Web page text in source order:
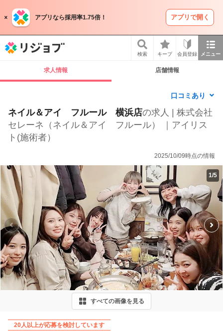
アプリなら採用率1.75倍！ アプリで開く
検索 キープ 会員登録 メニュー
求人情報 店舗情報
口コミあり
ネイル＆アイ フルール 横浜店の求人 | 株式会社
セレーネ（ネイル＆アイ フルール） ｜アイリス
ト(施術者）
2025/10/09時点の情報
1/5
すべての画像を見る
20人以上が応募を検討しています